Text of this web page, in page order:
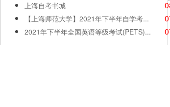
上海自考书城
【上海师范大学】2021年下半年自学考...
2021年下半年全国英语等级考试(PETS)...